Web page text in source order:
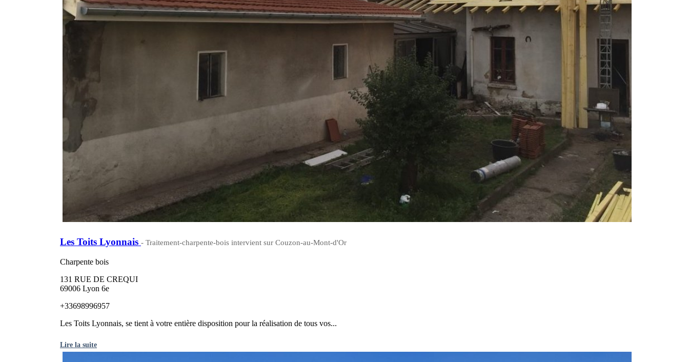
Les Toits Lyonnais - Traitement-charpente-bois intervient sur Couzon-au-Mont-d'Or
Charpente bois
131 RUE DE CREQUI
69006 Lyon 6e
+33698996957
Les Toits Lyonnais, se tient à votre entière disposition pour la réalisation de tous vos...
Lire la suite